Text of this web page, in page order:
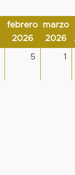
febrero
2026
marzo
2026
5 1